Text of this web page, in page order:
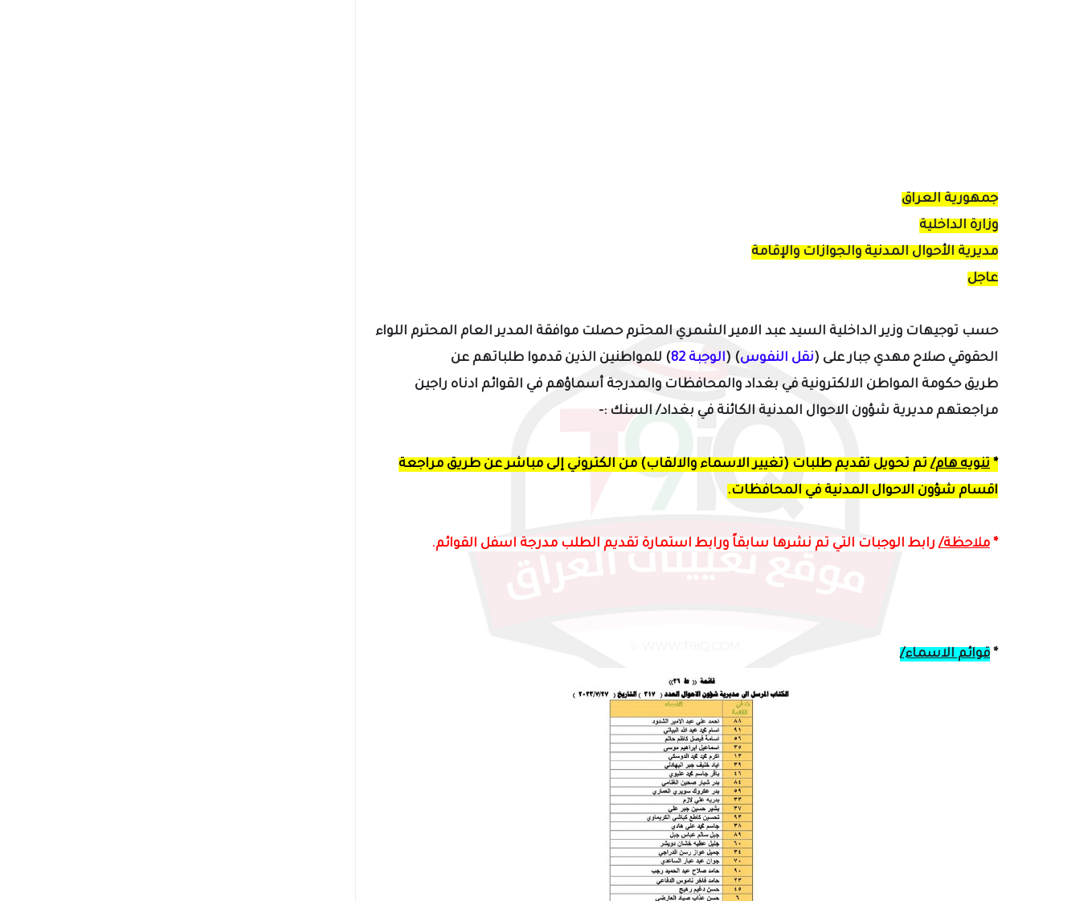
جمهورية العراق
وزارة الداخلية
مديرية الأحوال المدنية والجوازات والإقامة
عاجل
حسب توجيهات وزير الداخلية السيد عبد الامير الشمري المحترم حصلت موافقة المدير العام المحترم اللواء
الحقوقي صلاح مهدي جبار على (نقل النفوس) (الوجبة 82) للمواطنين الذين قدموا طلباتهم عن
طريق حكومة المواطن الالكترونية في بغداد والمحافظات والمدرجة أسماؤهم في القوائم ادناه راجين
مراجعتهم مديرية شؤون الاحوال المدنية الكائنة في بغداد/ السنك :-
* تنويه هام/تم تحويل تقديم طلبات (تغيير الاسماء والالقاب) من الكتروني إلى مباشرعن طريق مراجعة
اقسام شؤون الاحوال المدنية في المحافظات.
* ملاحظة/رابط الوجبات التي تم نشرها سابقاً ورابط استمارة تقديم الطلب مدرجة اسفل القوائم.
* قوائم الاسماء/